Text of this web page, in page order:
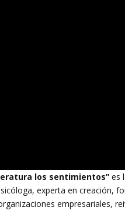
los sentimientos” es
experta en creación,
empresariales,